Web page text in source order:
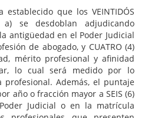
que los VEINTIDÓS
se desdoblan adjudicando
antigüedad en el Poder Judicial
de abogado, y CUATRO (4)
mérito profesional y afinidad
lo cual será medido por lo
Además, el puntaje
año o fracción mayor a SEIS (6)
Judicial o en la matrícula